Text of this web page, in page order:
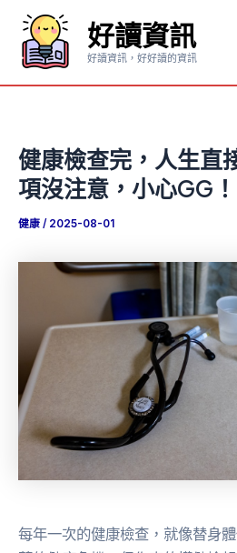
要
好讀資訊
好讀資訊，好好讀的資訊
健康檢查完，人生直
項沒注意，小心GG！
健康 / 2025-08-01
每年一次的健康檢查，就像替身